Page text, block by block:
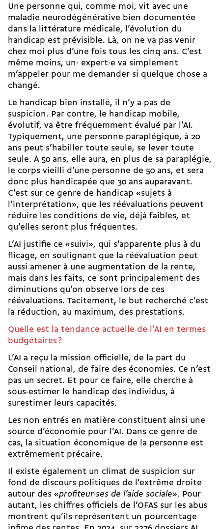
Une personne qui, comme moi, vit avec une
maladie neurodégénérative bien documentée
dans la littérature médicale, l’évolution du
handicap est prévisible. Là, on ne va pas venir
chez moi plus d’une fois tous les cinq ans. C’est
même moins, un· expert·e va simplement
m’appeler pour me demander si quelque chose a
changé.
Le handicap bien installé, il n’y a pas de
suspicion. Par contre, le handicap mobile,
évolutif, va être fréquemment évalué par l’AI.
Typiquement, une personne paraplégique, à 20
ans peut s’habiller toute seule, se lever toute
seule. À 50 ans, elle aura, en plus de sa paraplégie,
le corps vieilli d’une personne de 50 ans, et sera
donc plus handicapée que 30 ans auparavant.
C’est sur ce genre de handicap «sujets à
l’interprétation», que les réévaluations peuvent
réduire les conditions de vie, déjà faibles, et
qu’elles seront plus fréquentes.
L’AI justifie ce «suivi», qui s’apparente plus à du
flicage, en soulignant que la réévaluation peut
aussi amener à une augmentation de la rente,
mais dans les faits, ce sont principalement des
diminutions qu’on observe lors de ces
réévaluations. Tacitement, le but recherché c’est
la réduction, au maximum, des prestations.
Quelle est la tendance actuelle de l’AI en termes
budgétaires ?
L’AI a reçu la mission officielle, de la part du
Conseil national, de faire des économies. Ce n’est
pas un secret. Et pour ce faire, elle cherche à
sous-estimer le handicap des individus, à
surestimer leurs capacités.
Les non entrés en matière constituent ainsi une
source d’économie pour l’AI. Dans ce genre de
cas, la situation économique de la personne est
extrêmement précaire.
Il existe également un climat de suspicion sur
fond de discours politiques de l’extrême droite
autour des «profiteur·ses de l’aide sociale». Pour
autant, les chiffres officiels de l’OFAS sur les abus
montrent qu’ils représentent un pourcentage